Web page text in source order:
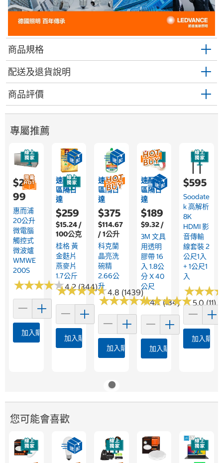
商品規格
配送及退貨說明
商品評價
專屬推薦
$2,4
99
惠而浦
20公升
微電腦
觸控式
微波爐
WMWE
200S
★★★★★
★★★★★4.2 (344)
加入購物車
速配限
區隔日
達
$259
$15.24 /
100公克
桂格 黃
金麩片
燕麥片
1.7公斤
★★★★★
★★★★★4.8 (1439)
加入購物車
速配限
區隔日
達
$375
$114.67
/ 1公升
科克蘭
晶亮洗
碗精
2.66公
升
★★★★★
★★★★★4.7 (134)
加入購物車
速配限
區隔日
達
$189
$9.32 /
3M 文具
用透明
膠帶 16
入 1.8公
分 X 40
公尺
★★★★★
★★★★★5.0 (11)
加入購物車
$595
Soodate
K 高解析
8K
HDMI 影
音傳輸
線套裝 2
公尺1入
+ 1公尺1
入
★★★
★★★
加入購物
您可能會喜歡